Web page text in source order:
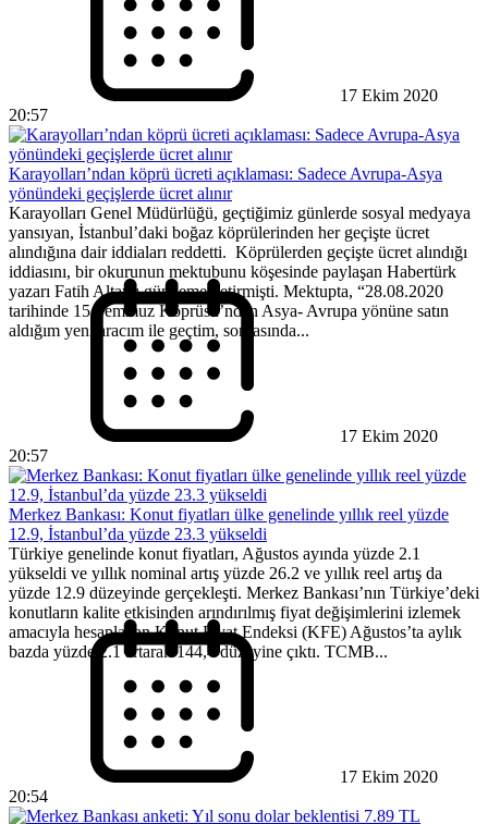
17 Ekim 2020
20:57
Karayolları’ndan köprü ücreti açıklaması: Sadece Avrupa-Asya
yönündeki geçişlerde ücret alınır
Karayolları Genel Müdürlüğü, geçtiğimiz günlerde sosyal medyaya
yansıyan, İstanbul’daki boğaz köprülerinden her geçişte ücret
alındığına dair iddiaları reddetti. Köprülerden geçişte ücret alındığı
iddiasını, bir okurunun mektubunu köşesinde paylaşan Habertürk
yazarı Fatih Altaylı gündeme getirmişti. Mektupta, “28.08.2020
tarihinde 15 Temmuz Köprüsü’nden Asya- Avrupa yönüne satın
aldığım yeni aracım ile geçtim, sonrasında...
17 Ekim 2020
20:57
Merkez Bankası: Konut fiyatları ülke genelinde yıllık reel yüzde
12.9, İstanbul’da yüzde 23.3 yükseldi
Türkiye genelinde konut fiyatları, Ağustos ayında yüzde 2.1
yükseldi ve yıllık nominal artış yüzde 26.2 ve yıllık reel artış da
yüzde 12.9 düzeyinde gerçekleşti. Merkez Bankası’nın Türkiye’deki
konutların kalite etkisinden arındırılmış fiyat değişimlerini izlemek
amacıyla hesaplanan Konut Fiyat Endeksi (KFE) Ağustos’ta aylık
bazda yüzde 2.1 artarak 144,4 düzeyine çıktı. TCMB...
17 Ekim 2020
20:54